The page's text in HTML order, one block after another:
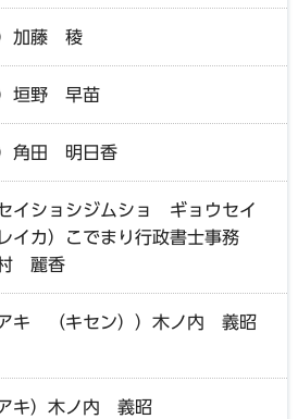
加藤 稜
垣野 早苗
角田 明日香
イショシジムショ ギョウセイ
カ）こでまり行政書士事務
麗香
キ （キセン））木ノ内 義昭
キ）木ノ内 義昭